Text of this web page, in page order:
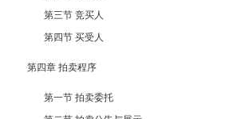
第三节 竞买人
第四节 买受人
第四章 拍卖程序
第一节 拍卖委托